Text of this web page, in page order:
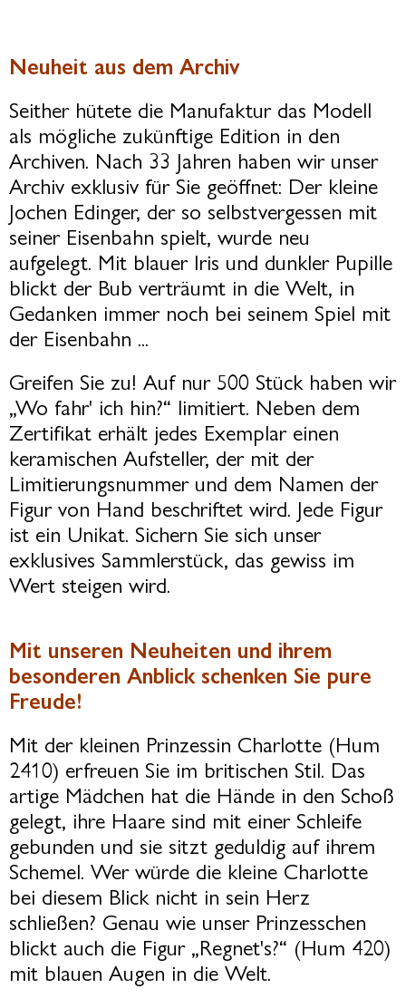
Neuheit aus dem Archiv
Seither hütete die Manufaktur das Modell
als mögliche zukünftige Edition in den
Archiven. Nach 33 Jahren haben wir unser
Archiv exklusiv für Sie geöffnet: Der kleine
Jochen Edinger, der so selbstvergessen mit
seiner Eisenbahn spielt, wurde neu
aufgelegt. Mit blauer Iris und dunkler Pupille
blickt der Bub verträumt in die Welt, in
Gedanken immer noch bei seinem Spiel mit
der Eisenbahn ...
Greifen Sie zu! Auf nur 500 Stück haben wir
„Wo fahr' ich hin?“ limitiert. Neben dem
Zertifikat erhält jedes Exemplar einen
keramischen Aufsteller, der mit der
Limitierungsnummer und dem Namen der
Figur von Hand beschriftet wird. Jede Figur
ist ein Unikat. Sichern Sie sich unser
exklusives Sammlerstück, das gewiss im
Wert steigen wird.
Mit unseren Neuheiten und ihrem
besonderen Anblick schenken Sie pure
Freude!
Mit der kleinen Prinzessin Charlotte (Hum
2410) erfreuen Sie im britischen Stil. Das
artige Mädchen hat die Hände in den Schoß
gelegt, ihre Haare sind mit einer Schleife
gebunden und sie sitzt geduldig auf ihrem
Schemel. Wer würde die kleine Charlotte
bei diesem Blick nicht in sein Herz
schließen? Genau wie unser Prinzesschen
blickt auch die Figur „Regnet's?“ (Hum 420)
mit blauen Augen in die Welt.